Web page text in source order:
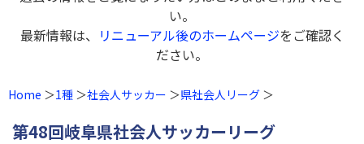
い。
最新情報は、 リニューアル後のホームページをご確認く
ださい。
Home 1種 社会人サッカー 県社会人リーグ
第48回岐阜県社会人サッカーリーグ